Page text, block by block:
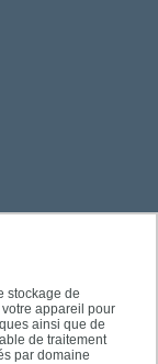
stockage de
appareil pour
ainsi que de
de traitement
par domaine